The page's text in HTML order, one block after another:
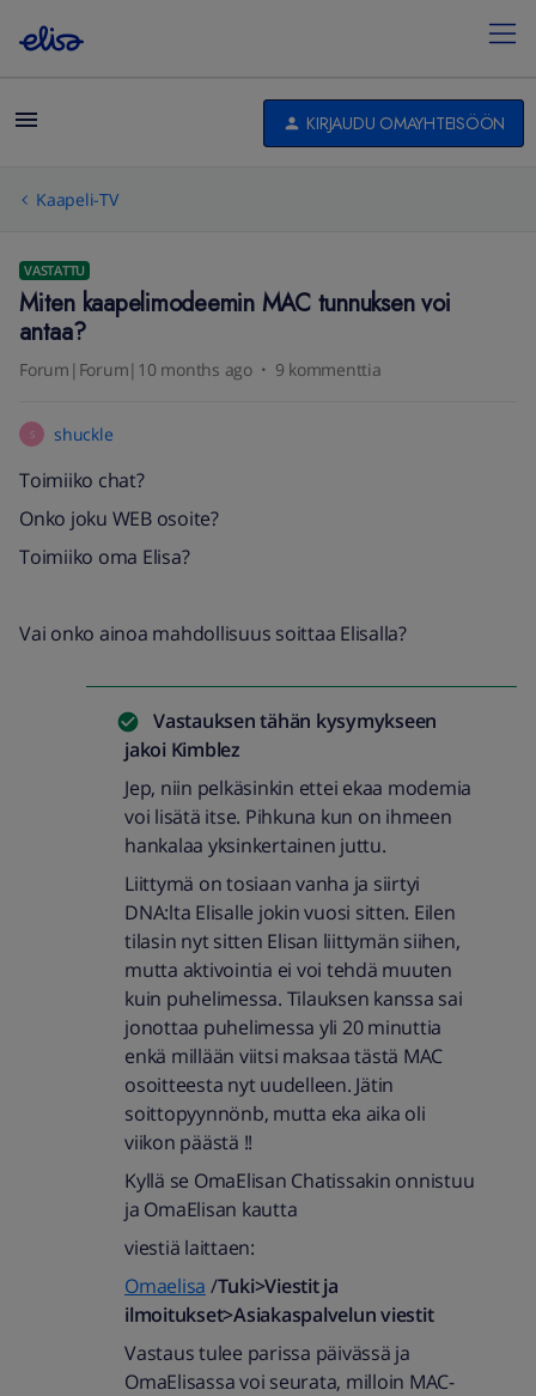
KIRJAUDU OMAYHTEISÖÖN
Kaapeli-TV
VASTATTU
Miten kaapelimodeemin MAC tunnuksen voi
antaa?
Forum|Forum|10 months ago 9 kommenttia
S shuckle
Toimiiko chat?
Onko joku WEB osoite?
Toimiiko oma Elisa?
Vai onko ainoa mahdollisuus soittaa Elisalla?
Vastauksen tähän kysymykseen
jakoi Kimblez
Jep, niin pelkäsinkin ettei ekaa modemia
voi lisätä itse. Pihkuna kun on ihmeen
hankalaa yksinkertainen juttu.
Liittymä on tosiaan vanha ja siirtyi
DNA:lta Elisalle jokin vuosi sitten. Eilen
tilasin nyt sitten Elisan liittymän siihen,
mutta aktivointia ei voi tehdä muuten
kuin puhelimessa. Tilauksen kanssa sai
jonottaa puhelimessa yli 20 minuttia
enkä millään viitsi maksaa tästä MAC
osoitteesta nyt uudelleen. Jätin
soittopyynnönb, mutta eka aika oli
viikon päästä !!
Kyllä se OmaElisan Chatissakin onnistuu
ja OmaElisan kautta
viestiä laittaen:
Omaelisa /Tuki>Viestit ja
ilmoitukset>Asiakaspalvelun viestit
Vastaus tulee parissa päivässä ja
OmaElisassa voi seurata, milloin MAC-